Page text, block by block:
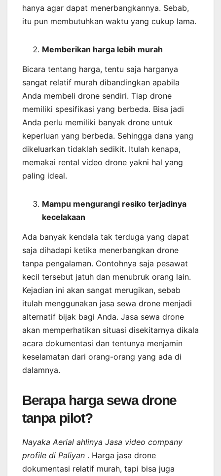
hanya agar dapat menerbangkannya. Sebab,
itu pun membutuhkan waktu yang cukup lama.
Memberikan harga lebih murah
Bicara tentang harga, tentu saja harganya
sangat relatif murah dibandingkan apabila
Anda membeli drone sendiri. Tiap drone
memiliki spesifikasi yang berbeda. Bisa jadi
Anda perlu memiliki banyak drone untuk
keperluan yang berbeda. Sehingga dana yang
dikeluarkan tidaklah sedikit. Itulah kenapa,
memakai rental video drone yakni hal yang
paling ideal.
Mampu mengurangi resiko terjadinya
kecelakaan
Ada banyak kendala tak terduga yang dapat
saja dihadapi ketika menerbangkan drone
tanpa pengalaman. Contohnya saja pesawat
kecil tersebut jatuh dan menubruk orang lain.
Kejadian ini akan sangat merugikan, sebab
itulah menggunakan jasa sewa drone menjadi
alternatif bijak bagi Anda. Jasa sewa drone
akan memperhatikan situasi disekitarnya dikala
acara dokumentasi dan tentunya menjamin
keselamatan dari orang-orang yang ada di
dalamnya.
Berapa harga sewa drone
tanpa pilot?
Nayaka Aerial ahlinya Jasa video company
profile di Paliyan . Harga jasa drone
dokumentasi relatif murah, tapi bisa juga